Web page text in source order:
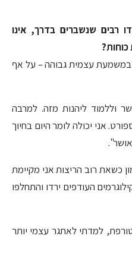
רבים שנשברים בדרך, אינו
במשמעת עצמית גבוהה – על אף
וללמוד ליהנות מזה. למרבה
אני יכולה לומר היום בחיוך
7-12 ק"מ באימון כשאת רוב הריצות אני מקיימת
העודפים ירדו והתחלפו
למדתי לאתגר עצמי יותר